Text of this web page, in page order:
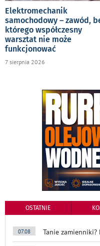
Elektromechanik
samochodowy – zawód,
którego współczesny
warsztat nie może
funkcjonować
7 sierpnia 2026
OSTATNIE
07.08 Tanie